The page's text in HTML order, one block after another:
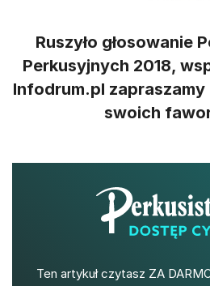
Ruszyło głosowanie
Perkusyjnych 2018,
Infodrum.pl zapraszamy
swoich
Ten artykuł czytasz ZA